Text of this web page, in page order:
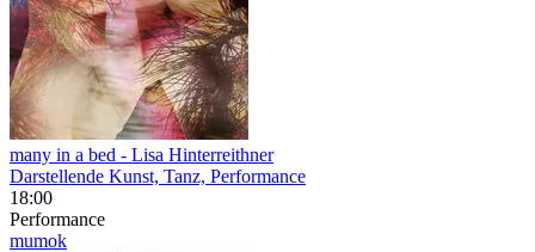
many in a bed - Lisa Hinterreithner
Darstellende Kunst, Tanz, Performance
18:00
Performance
mumok